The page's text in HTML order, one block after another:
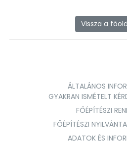
Vissza a
ÁLTALÁNOS
GYAKRAN ISMÉTELT
FŐÉPÍTÉSZI
FŐÉPÍTÉSZI
ADATOK ÉS